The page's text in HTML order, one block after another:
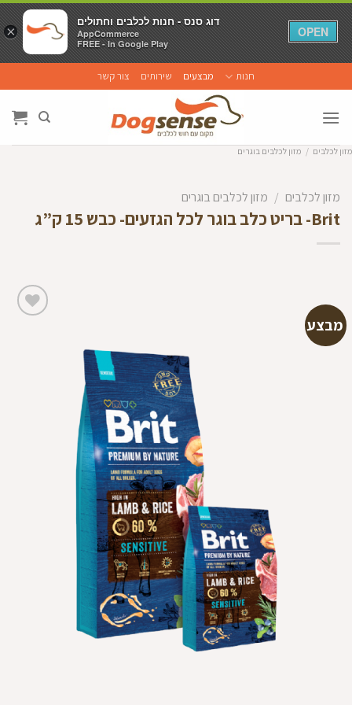
to
content
חנות מבצעים שירותים צור קשר
מזון לכלבים / מזון לכלבים בוגרים
מזון לכלבים / מזון לכלבים בוגרים
Brit- בריט כלב בוגר לכל הגזעים- כבש 15 ק”ג
מבצע
×
דוג סנס - חנות לכלבים וחתולים
AppCommerce
FREE - In Google Play
OPEN
×
דוג סנס - חנות לכלבים וחתולים
AppCommerce
FREE - In Google Play
OPEN